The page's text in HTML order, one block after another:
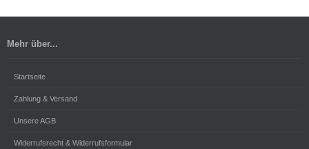
Mehr über...
Startseite
Zahlung & Versand
Unsere AGB
Widerrufsrecht & Widerrufsformular